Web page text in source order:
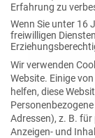
Erfahrung zu
Wenn Sie unter 16
freiwilligen
Wir verwenden
Website. Einige
helfen, diese
Adressen), z. B.
Anzeigen- und